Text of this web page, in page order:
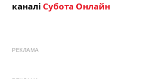
каналі Субота Онлайн
РЕКЛАМА